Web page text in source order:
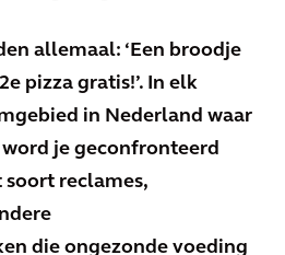
allemaal: ‘Een broodje
pizza gratis!’. In elk
in Nederland waar
je geconfronteerd
reclames,
die ongezonde voeding